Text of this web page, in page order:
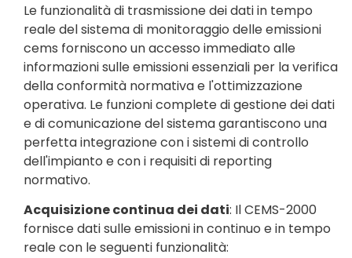
Le funzionalità di trasmissione dei dati in tempo
reale del sistema di monitoraggio delle emissioni
cems forniscono un accesso immediato alle
informazioni sulle emissioni essenziali per la verifica
della conformità normativa e l'ottimizzazione
operativa. Le funzioni complete di gestione dei dati
e di comunicazione del sistema garantiscono una
perfetta integrazione con i sistemi di controllo
dell'impianto e con i requisiti di reporting
normativo.
Acquisizione continua dei dati: Il CEMS-2000
fornisce dati sulle emissioni in continuo e in tempo
reale con le seguenti funzionalità: